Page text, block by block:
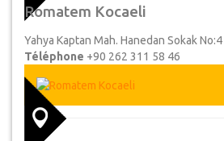
Romatem Kocaeli
Yahya Kaptan Mah. Hanedan Sokak
Téléphone +90 262 311 58 46